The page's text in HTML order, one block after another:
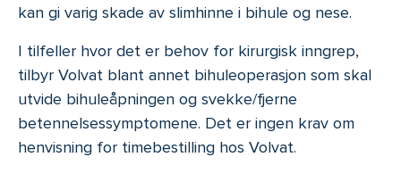
kan gi varig skade av slimhinne i bihule og nese.
I tilfeller hvor det er behov for kirurgisk inngrep,
tilbyr Volvat blant annet bihuleoperasjon som skal
utvide bihuleåpningen og svekke/fjerne
betennelsessymptomene. Det er ingen krav om
henvisning for timebestilling hos Volvat.